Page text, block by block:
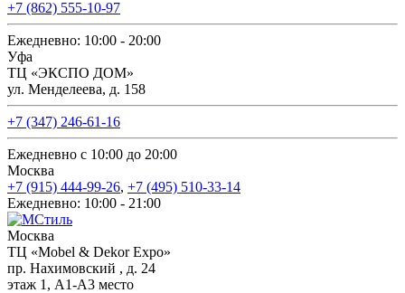
+7 (862) 555-10-97
Ежедневно: 10:00 - 20:00
Уфа
ТЦ «ЭКСПО ДОМ»
ул. Менделеева, д. 158
+7 (347) 246-61-16
Ежедневно с 10:00 до 20:00
Москва
+7 (915) 444-99-26, +7 (495) 510-33-14
Ежедневно: 10:00 - 21:00
Москва
ТЦ «Mobel & Dekor Expo»
пр. Нахимовский , д. 24
этаж 1, А1-А3 место